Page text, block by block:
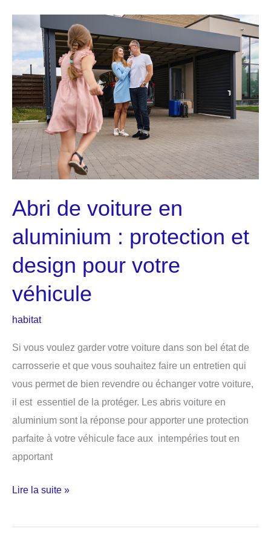
le
grand
prix
à
Monaco
et
vivre
une
inoubliable ?
Abri de voiture en
aluminium : protection et
design pour votre
véhicule
habitat
Si vous voulez garder votre voiture dans son bel état de
carrosserie et que vous souhaitez faire un entretien qui
vous permet de bien revendre ou échanger votre voiture,
il est essentiel de la protéger. Les abris voiture en
aluminium sont la réponse pour apporter une protection
parfaite à votre véhicule face aux intempéries tout en
apportant
Abri
voiture
Lire la suite »